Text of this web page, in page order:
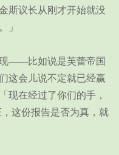
斯议长从刚才开始就没
」
——比如说是芙蕾帝国
这会儿说不定就已经赢
现在经过了你们的手，
这份报告是否为真，就